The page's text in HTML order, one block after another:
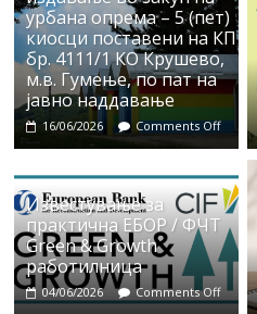
урбана опрема – 5 (пет)
киосци поставени на КП
бр. 4111/1 КО Крушево,
м.в. Гумење, по пат на
јавно наддавање
16/06/2026 Comments Off
Известување за
практична ЕБОР / ФЧТ
Green & Growth
работилница
04/06/2026 Comments Off